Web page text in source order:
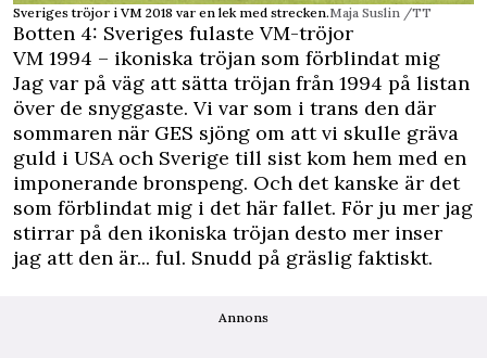
Sveriges tröjor i VM 2018 var en lek med strecken.Maja Suslin /TT
Botten 4: Sveriges fulaste VM-tröjor
VM 1994 – ikoniska tröjan som förblindat mig
Jag var på väg att sätta tröjan från 1994 på listan
över de snyggaste. Vi var som i trans den där
sommaren när GES sjöng om att vi skulle gräva
guld i USA och Sverige till sist kom hem med en
imponerande bronspeng. Och det kanske är det
som förblindat mig i det här fallet. För ju mer jag
stirrar på den ikoniska tröjan desto mer inser
jag att den är... ful. Snudd på gräslig faktiskt.
Annons